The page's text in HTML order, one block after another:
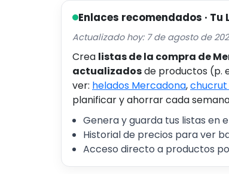
Enlaces recomendados · Tu
Actualizado hoy: 7 de agosto de
Crea listas de la compra de
actualizadosde productos (p.
ver: helados Mercadona,
planificar y ahorrar cada
Genera y guarda tus listas en
Historial de precios para ver
Acceso directo a productos